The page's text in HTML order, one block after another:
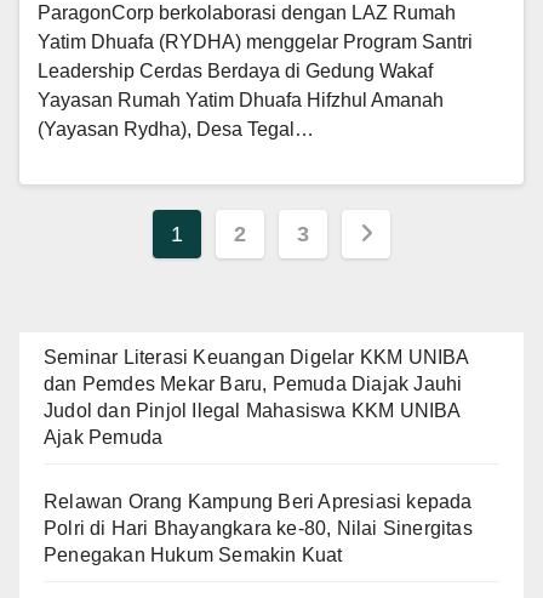
ParagonCorp berkolaborasi dengan LAZ Rumah
Yatim Dhuafa (RYDHA) menggelar Program Santri
Leadership Cerdas Berdaya di Gedung Wakaf
Yayasan Rumah Yatim Dhuafa Hifzhul Amanah
(Yayasan Rydha), Desa Tegal…
Paginasi
pos1 2 3
Seminar Literasi Keuangan Digelar KKM UNIBA
dan Pemdes Mekar Baru, Pemuda Diajak Jauhi
Judol dan Pinjol Ilegal Mahasiswa KKM UNIBA
Ajak Pemuda
Relawan Orang Kampung Beri Apresiasi kepada
Polri di Hari Bhayangkara ke-80, Nilai Sinergitas
Penegakan Hukum Semakin Kuat